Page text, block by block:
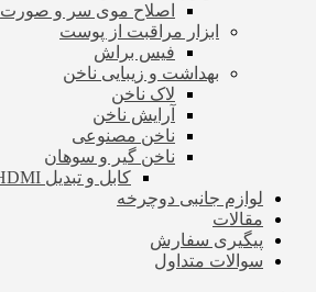
اصلاح موی سر و صورت
ابزار مراقبت از پوست
فیس براش
بهداشت و زیبایی ناخن
لاک ناخن
آرایش ناخن
ناخن مصنوعی
ناخن گیر و سوهان
کابل و تبدیل HDMI
لوازم جانبی دوچرخه
مقالات
پیگیری سفارش
سوالات متداول